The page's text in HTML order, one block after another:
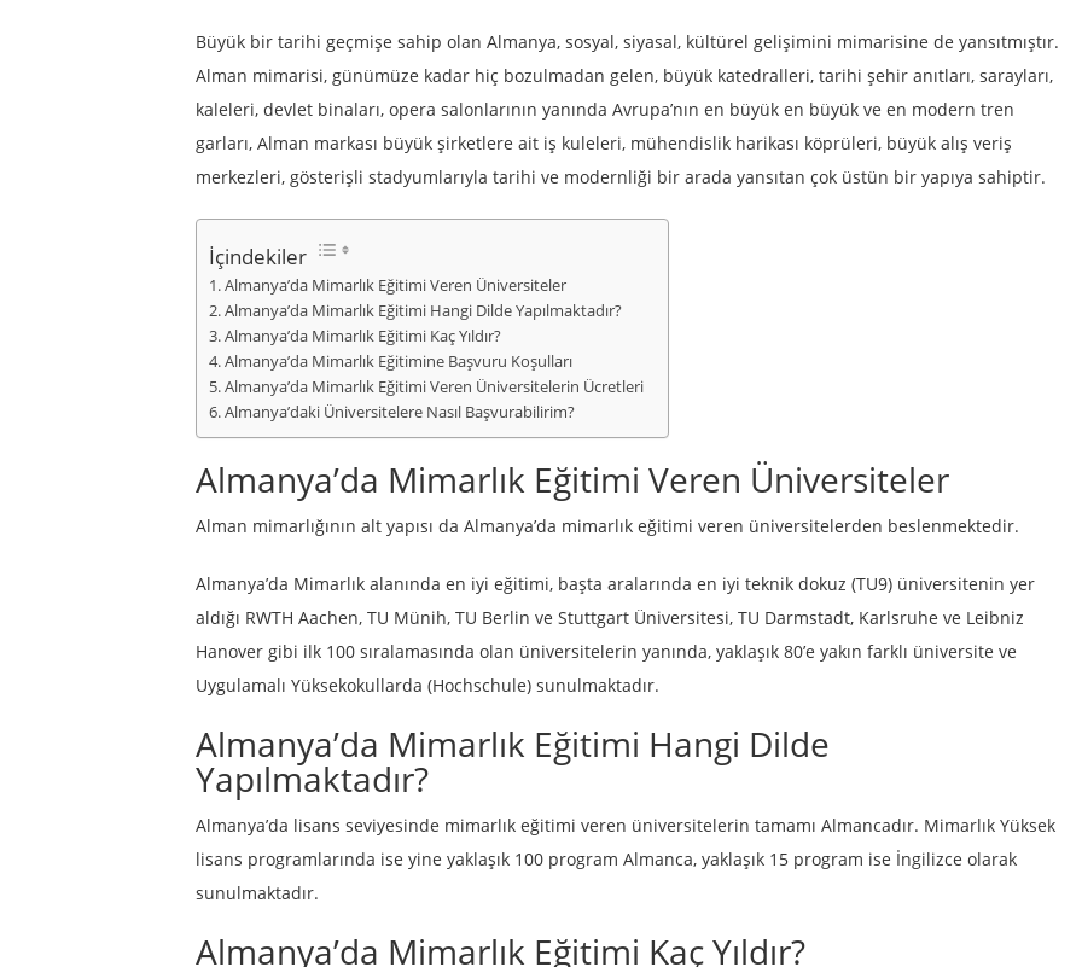
Büyük bir tarihi geçmişe sahip olan Almanya, sosyal, siyasal, kültürel gelişimini mimarisine de yansıtmıştır.
Alman mimarisi, günümüze kadar hiç bozulmadan gelen, büyük katedralleri, tarihi şehir anıtları, sarayları,
kaleleri, devlet binaları, opera salonlarının yanında Avrupa’nın en büyük en büyük ve en modern tren
garları, Alman markası büyük şirketlere ait iş kuleleri, mühendislik harikası köprüleri, büyük alış veriş
merkezleri, gösterişli stadyumlarıyla tarihi ve modernliği bir arada yansıtan çok üstün bir yapıya sahiptir.
İçindekiler
Almanya’da Mimarlık Eğitimi Veren Üniversiteler
Almanya’da Mimarlık Eğitimi Hangi Dilde Yapılmaktadır?
Almanya’da Mimarlık Eğitimi Kaç Yıldır?
Almanya’da Mimarlık Eğitimine Başvuru Koşulları
Almanya’da Mimarlık Eğitimi Veren Üniversitelerin Ücretleri
Almanya’daki Üniversitelere Nasıl Başvurabilirim?
Almanya’da Mimarlık Eğitimi Veren Üniversiteler
Alman mimarlığının alt yapısı da Almanya’da mimarlık eğitimi veren üniversitelerden beslenmektedir.
Almanya’da Mimarlık alanında en iyi eğitimi, başta aralarında en iyi teknik dokuz (TU9) üniversitenin yer
aldığı RWTH Aachen, TU Münih, TU Berlin ve Stuttgart Üniversitesi, TU Darmstadt, Karlsruhe ve Leibniz
Hanover gibi ilk 100 sıralamasında olan üniversitelerin yanında, yaklaşık 80’e yakın farklı üniversite ve
Uygulamalı Yüksekokullarda (Hochschule) sunulmaktadır.
Almanya’da Mimarlık Eğitimi Hangi Dilde
Yapılmaktadır?
Almanya’da lisans seviyesinde mimarlık eğitimi veren üniversitelerin tamamı Almancadır. Mimarlık Yüksek
lisans programlarında ise yine yaklaşık 100 program Almanca, yaklaşık 15 program ise İngilizce olarak
sunulmaktadır.
Almanya’da Mimarlık Eğitimi Kaç Yıldır?